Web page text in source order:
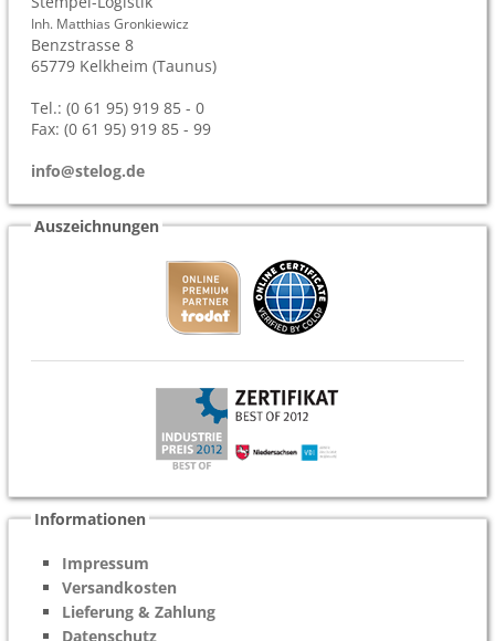
Inh. Matthias Gronkiewicz
Benzstrasse 8
65779 Kelkheim (Taunus)
Tel.: (0 61 95) 919 85 - 0
Fax: (0 61 95) 919 85 - 99
info@stelog.de
Auszeichnungen
Informationen
Impressum
Versandkosten
Lieferung & Zahlung
Datenschutz